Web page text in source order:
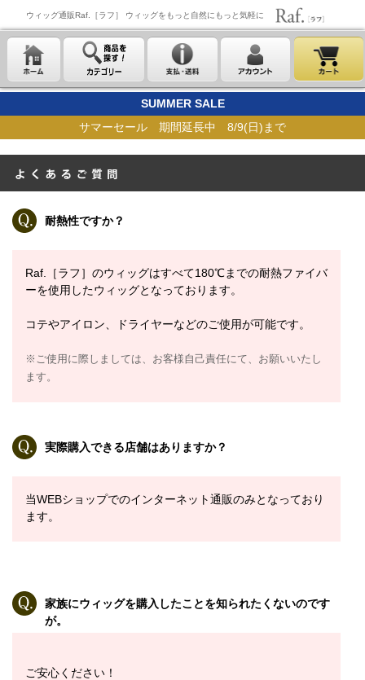
ウィッグ通販Raf.［ラフ］ ウィッグをもっと自然にもっと気軽に
SUMMER SALE
サマーセール 期間延長中 8/9(日)まで
耐熱性ですか？
Raf.［ラフ］のウィッグはすべて180℃までの耐熱ファイバ
ーを使用したウィッグとなっております。
コテやアイロン、ドライヤーなどのご使用が可能です。
※ご使用に際しましては、お客様自己責任にて、お願いいたし
ます。
実際購入できる店舗はありますか？
当WEBショップでのインターネット通販のみとなっており
ます。
家族にウィッグを購入したことを知られたくないのです
が。
ご安心ください！